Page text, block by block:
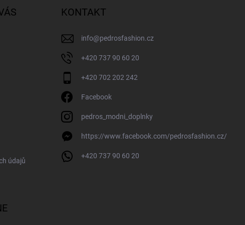
údajů
KONTAKT
info@pedrosfashion.cz
+420 737 90 60 20
+420 702 202 242
Facebook
pedros_modni_doplnky
https://www.facebook.com/pedrosfashion.cz/
+420 737 90 60 20